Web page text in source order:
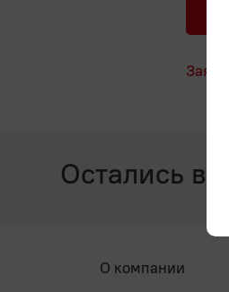
Остались
О компании